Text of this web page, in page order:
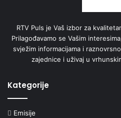
RTV Puls je Vaš izbor za
Prilagođavamo se Vašim
svježim informacijama i
zajednice i uživaj u
Kategorije
Emisije